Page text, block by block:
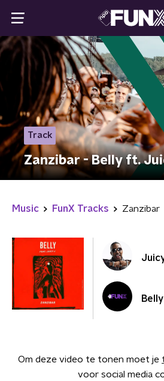
Track
Zanzibar - Belly ft.
Music FunX Tracks Zanzibar
Belly
Om deze video te tonen moet je
voor social media